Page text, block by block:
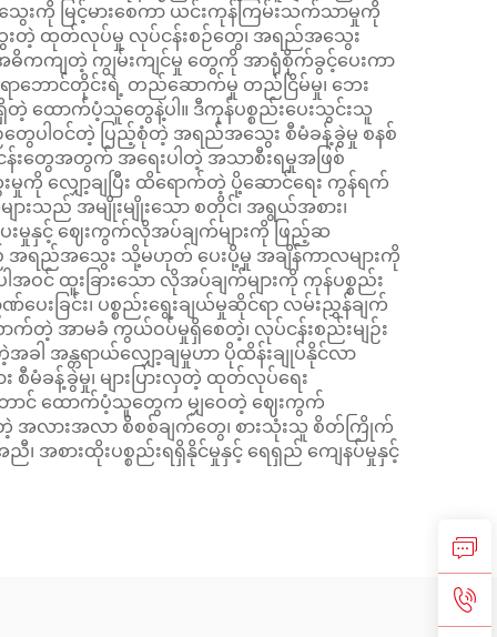
အသွေးကို မြင့်မားစေကာ ယင်းကုန်ကြမ်းသက်သာမှုကို
တဲ့ ထုတ်လုပ်မှု လုပ်ငန်းစဉ်တွေ၊ အရည်အသွေး
ဓိကကျတဲ့ ကျွမ်းကျင်မှု တွေကို အာရုံစိုက်ခွင့်ပေးကာ
ဘောင်တိုင်းရဲ့ တည်ဆောက်မှု တည်ငြိမ်မှု၊ ဘေး
ောက်ပံ့သူတွေနဲ့ပါ။ ဒီကုန်ပစ္စည်းပေးသွင်းသူ
တွေပါဝင်တဲ့ ပြည့်စုံတဲ့ အရည်အသွေး စီမံခန့်ခွဲမှု စနစ်
တွေအတွက် အရေးပါတဲ့ အသာစီးရမှုအဖြစ်
လျှော့ချပြီး ထိရောက်တဲ့ ပို့ဆောင်ရေး ကွန်ရက်
းသည် အမျိုးမျိုးသော စတိုင်၊ အရွယ်အစား၊
ေးမှုနှင့် ဈေးကွက်လိုအပ်ချက်များကို ဖြည့်ဆ
အရည်အသွေး သို့မဟုတ် ပေးပို့မှု အချိန်ကာလများကို
အဝင် ထူးခြားသော လိုအပ်ချက်များကို ကုန်ပစ္စည်း
းခြင်း၊ ပစ္စည်းရွေးချယ်မှုဆိုင်ရာ လမ်းညွှန်ချက်
ာက်တဲ့ အာမခံ ကွယ်ဝပ်မှုရှိစေတဲ့၊ လုပ်ငန်းစည်းမျဉ်း
တရာယ်လျှော့ချမှုဟာ ပိုထိန်းချုပ်နိုင်လာ
မံခန့်ခွဲမှု၊ များပြားလှတဲ့ ထုတ်လုပ်ရေး
ောင် ထောက်ပံ့သူတွေက မျှဝေတဲ့ ဈေးကွက်
အလားအလာ စိစစ်ချက်တွေ၊ စားသုံးသူ စိတ်ကြိုက်
စားထိုးပစ္စည်းရရှိနိုင်မှုနှင့် ရေရှည် ကျေနပ်မှုနှင့်